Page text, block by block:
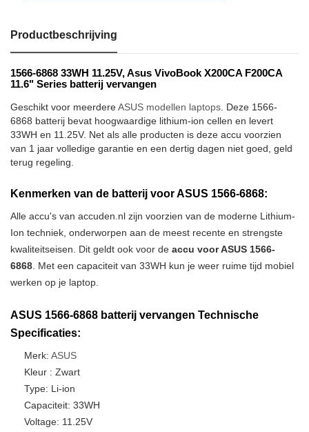
Productbeschrijving
1566-6868 33WH 11.25V, Asus VivoBook X200CA F200CA
11.6" Series batterij vervangen
Geschikt voor meerdereASUS modellen laptops . Deze 1566-
6868 batterij bevat hoogwaardige lithium-ion cellen en levert
33WH en 11.25V. Net als alle producten is deze accu voorzien
van 1 jaar volledige garantie en een dertig dagen niet goed, geld
terug regeling.
Kenmerken van de batterij voor ASUS 1566-6868:
Alle accu's van accuden.nl zijn voorzien van de moderne Lithium-
Ion techniek, onderworpen aan de meest recente en strengste
kwaliteitseisen. Dit geldt ook voor de accu voor ASUS 1566-
6868 . Met een capaciteit van 33WH kun je weer ruime tijd mobiel
werken op je laptop.
ASUS 1566-6868 batterij vervangen Technische
Specificaties:
Merk: ASUS
Kleur : Zwart
Type: Li-ion
Capaciteit: 33WH
Voltage: 11.25V